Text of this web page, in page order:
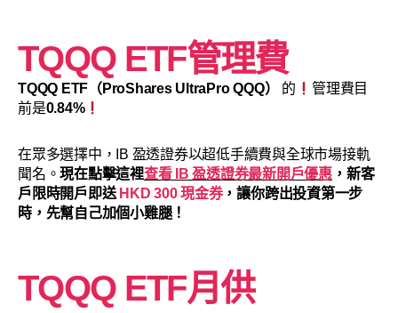
TQQQ ETF管理費
TQQQ ETF（ProShares UltraPro QQQ） 的
管理費目
前是0.84%
在眾多選擇中，IB 盈透證券以超低手續費與全球市場接軌
聞名。現在點擊這裡查看 IB 盈透證券最新開戶優惠 ，新客
戶限時開戶即送 HKD 300 現金券，讓你跨出投資第一步
時，先幫自己加個小雞腿！
TQQQ ETF月供